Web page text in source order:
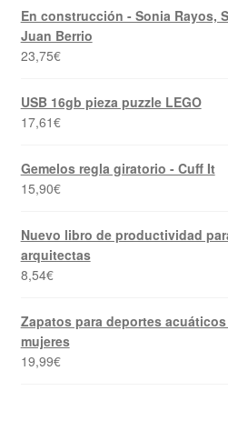
En construcción - Sonia Rayos,
Juan Berrio
23,75€
USB 16gb pieza puzzle LEGO
17,61€
Gemelos regla giratorio - Cuff It
15,90€
Nuevo libro de productividad
arquitectas
8,54€
Zapatos para deportes
mujeres
19,99€